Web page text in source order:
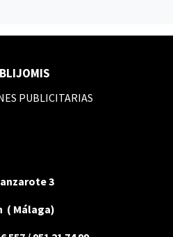
PUBLICITARIAS
3
( Málaga)